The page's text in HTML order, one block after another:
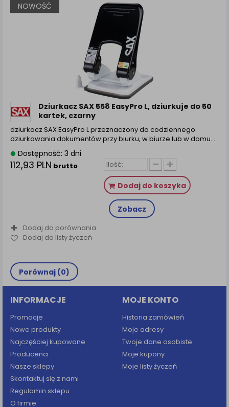
NOWOŚĆ
Dziurkacz SAX 558 EasyPro L, dziurkuje do 50
kartek, czarny
dziurkacz SAX EasyPro L przeznaczony do codziennego
dziurkowania dokumentów przy biurku, w biurze lub w domu…
Dostępność: 3 dni
112,93 PLN brutto
Dodaj do koszyka
Zobacz
Dodaj do porównania
Dodaj do listy życzeń
Porównaj (0)
INFORMACJE
Promocje
Nowe produkty
Najczęściej kupowane
Producenci
Nasze sklepy
Skontaktuj się z nami
Regulamin sklepu
O firmie
MOJE KONTO
Historia zamówień
Moje adresy
Twoje dane osobiste
Moje kupony
Moje listy życzeń